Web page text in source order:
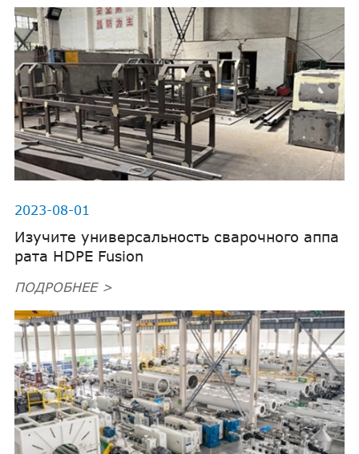
2023-08-01
Изучите универсальность сварочного аппа
рата HDPE Fusion
ПОДРОБНЕЕ >